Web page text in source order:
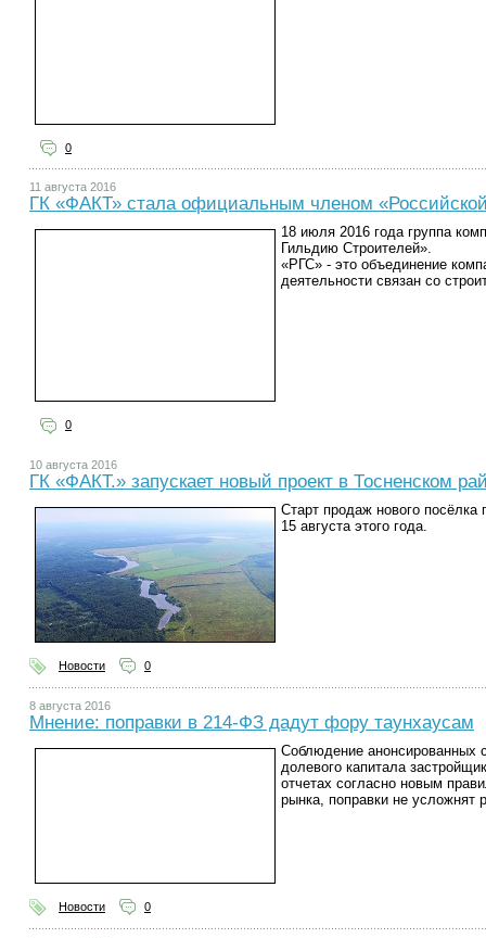
0
11 августа 2016
ГК «ФАКТ» стала официальным членом
18 июля 2016 года группа
Гильдию Строителей».
«РГС» - это объединение
деятельности связан со
0
10 августа 2016
ГК «ФАКТ.» запускает новый проект в Тосненском
Старт продаж нового
15 августа этого года.
Новости 0
8 августа 2016
Мнение: поправки в 214-ФЗ дадут фору таунхаусам
Соблюдение анонсированных
долевого капитала
отчетах согласно новым
рынка, поправки не усложнят
Новости 0